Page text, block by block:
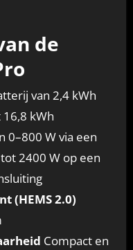
de
van 2,4 kWh
16,8 kWh
0–800 W via een
2400 W op een
(HEMS 2.0)
Compact en